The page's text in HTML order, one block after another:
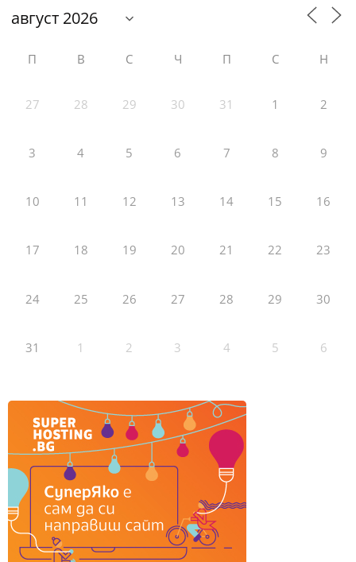
П В С Ч П С Н
27 28 29 30 31 1 2
3 4 5 6 7 8 9
10 11 12 13 14 15 16
17 18 19 20 21 22 23
24 25 26 27 28 29 30
31 1 2 3 4 5 6